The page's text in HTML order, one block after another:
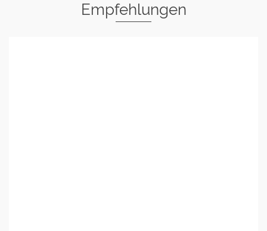
Empfehlungen